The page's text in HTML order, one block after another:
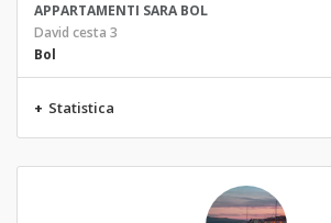
APPARTAMENTI SARA BOL
David cesta 3
Bol
+ Statistica